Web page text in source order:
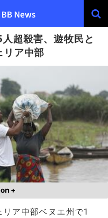
超殺害、遊牧民と
リア中部
+
ア中部ベヌエ州で1